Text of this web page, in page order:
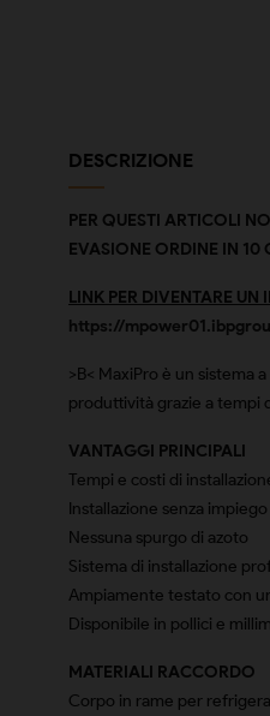
DESCRIZIONE
PER QUESTI ARTICOLI
EVASIONE ORDINE IN
LINK PER DIVENTARE UN
https://
>B< MaxiPro è un sistema
produttività grazie a tempi
VANTAGGI PRINCIPALI
Tempi e costi di
Installazione senza
Nessuna spurgo di azoto
Sistema di installazione
Ampiamente testato con
Disponibile in pollici e
MATERIALI RACCORDO
Corpo in rame per